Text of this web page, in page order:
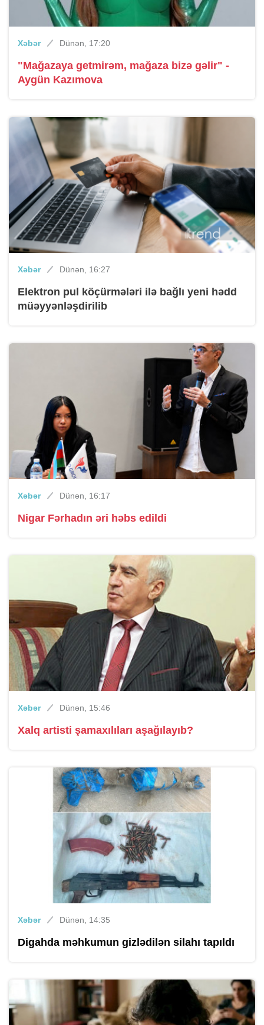
Xəbər Dünən, 17:20
"Mağazaya getmirəm, mağaza bizə gəlir" -
Aygün Kazımova
Xəbər Dünən, 16:27
Elektron pul köçürmələri ilə bağlı yeni hədd
müəyyənləşdirilib
Xəbər Dünən, 16:17
Nigar Fərhadın əri həbs edildi
Xəbər Dünən, 15:46
Xalq artisti şamaxılıları aşağılayıb?
Xəbər Dünən, 14:35
Digahda məhkumun gizlədilən silahı tapıldı